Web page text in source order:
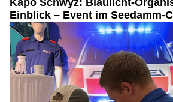
Kapo Schwyz: Blaulicht-
Einblick – Event im Seedamm-